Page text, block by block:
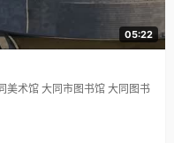
05:22